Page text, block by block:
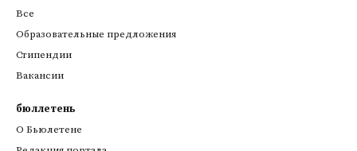
Все
Образовательные предложения
Стипендии
Вакансии
бюллетень
О Бьюлетене